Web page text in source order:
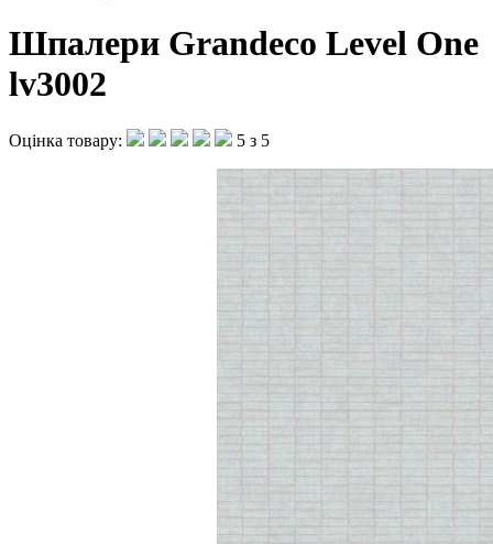
Шпалери Grandeco Level One
lv3002
Оцінка товару: 5 з 5